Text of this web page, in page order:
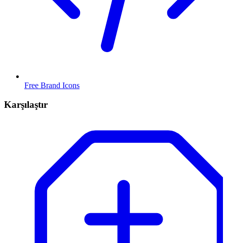
Free Brand Icons
Karşılaştır